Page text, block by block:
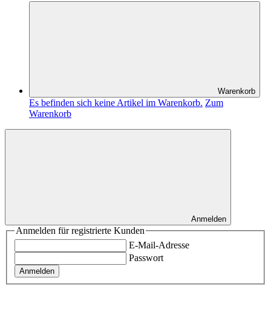
Warenkorb
Es befinden sich keine Artikel im Warenkorb. Zum
Warenkorb
Anmelden
Anmelden für registrierte Kunden
E-Mail-Adresse
Passwort
Anmelden